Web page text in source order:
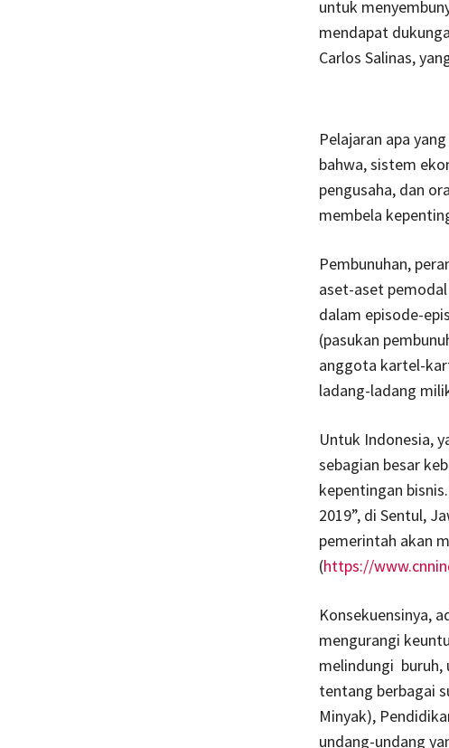
untuk
mendapat
Carlos Salinas,
Pelajaran apa
bahwa, sistem
pengusaha, dan
membela
Pembunuhan,
aset-aset
dalam episode-
(pasukan
anggota kartel-
ladang-ladang
Untuk Indonesia,
sebagian besar
kepentingan
2019”, di Sentul,
pemerintah akan
(https://
Konsekuensinya,
mengurangi
melindungi buruh,
tentang berbagai
Minyak),
undang-undang